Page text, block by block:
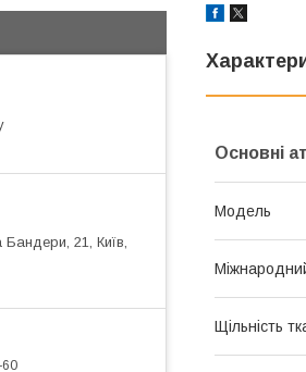
Основні
Модель
Щільність
21, Київ,
60